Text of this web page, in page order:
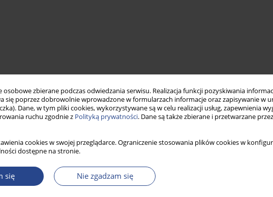
osobowe zbierane podczas odwiedzania serwisu. Realizacja funkcji pozyskiwania
się poprzez dobrowolnie wprowadzone w formularzach informacje oraz zapisywanie w
Dane, w tym pliki cookies, wykorzystywane są w celu realizacji usług, zapewnienia
ruchu zgodnie z Polityką prywatności. Dane są także zbierane i przetwarzane
cookies w swojej przeglądarce. Ograniczenie stosowania plików cookies w
dostępne na stronie.
się Nie zgadzam się